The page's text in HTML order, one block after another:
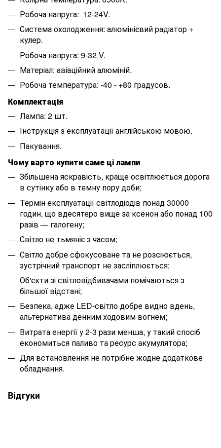
Робоча напруга: 12-24V.
Система охолодження: алюмінієвий радіатор +
кулер.
Робоча напруга: 9-32 V.
Матеріал: авіаційний алюміній.
Робоча температура: -40 - +80 градусов.
Комплектація
Лампа: 2 шт.
Інструкція з експлуатації англійською мовою.
Пакування.
Чому варто купити саме ці лампи
Збільшена яскравість, краще освітлюється дорога
в сутінку або в темну пору доби;
Термін експлуатації світлодіодів понад 30000
годин, що вдесятеро вище за ксенон або понад 100
разів — галогену;
Світло не тьмяніє з часом;
Світло добре сфокусоване та не розсіюється,
зустрічний транспорт не засліплюється;
Об'єкти зі світловідбивачами помічаються з
більшої відстані;
Безпека, адже LED-світло добре видно вдень,
альтернатива денним ходовим вогнем;
Витрата енергії у 2-3 рази менша, у такий спосіб
економиться паливо та ресурс акумулятора;
Для встановлення не потрібне жодне додаткове
обладнання.
Відгуки